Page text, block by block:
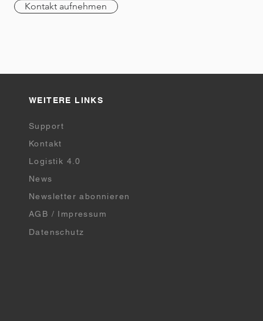
Kontakt aufnehmen
WEITERE LINKS
Support
Kontakt
Logistik 4.0
News
Newsletter abonnieren
AGB / Impressum
Datenschutz